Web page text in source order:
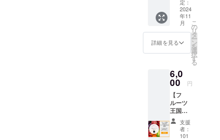
いいた
しま
す。
は予約
サイト
よりご
確認く
い。
(URL：
割引
コード
を発行
いたし
ます。
HPより
ご予約
の際、
名宿泊
（食事
無）：
合計
円〜、8
名宿泊
合計
112,000
円〜と
なりま
す。詳
しいお
値段
は、ご
予約の
設の稼
働可能
日に限
定した
ご提供
となり
ませ
ん。ご
自由に
お持ち
込みく
ださ
い。 ・
現金へ
の交換
いただ
けま
す。 ・
オープ
ン後に
日帰り
ありま
せん
が、ク
ラウド
ファン
ディン
グ特別
プラン
となり
特産品
を詰め
合わせ
てお送
りいた
しま
す！ 内
ルーツ
羊羹
（苺・
桃・八
朔）/八
朔マー
マレー
ド/桃
ジャム
定：
2024
年11
月
詳細を見る
こ
の
リ
タ
ー
ン
を
選
択
す
る
6,0
00 円
【フ
ルーツ
王国紀
の川市
のフ
ルーツ
支援
者：
101